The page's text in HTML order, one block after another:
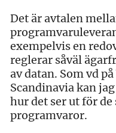
Det är avtalen
exempelvis en
reglerar såväl
av datan. Som vd
Scandinavia kan
hur det ser ut för
programvaror.